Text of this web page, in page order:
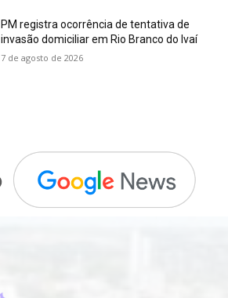
PM registra ocorrência de tentativa de
invasão domiciliar em Rio Branco do Ivaí
7 de agosto de 2026